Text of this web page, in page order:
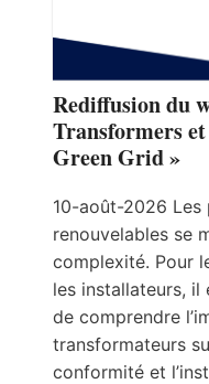
Rediffusion du
Transformers
Green Grid »
10-août-2026 Les
renouvelables se
complexité. Pour
les installateurs,
de comprendre
transformateurs
conformité et